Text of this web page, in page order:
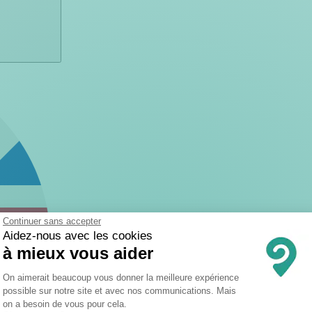
Continuer sans accepter
Aidez-nous avec les cookies
à mieux vous aider
Plateforme de Gestion du
On aimerait beaucoup vous donner la meilleure expérience
possible sur notre site et avec nos communications. Mais
on a besoin de vous pour cela.